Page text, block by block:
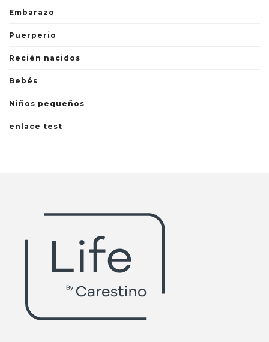
Embarazo
Puerperio
Recién nacidos
Bebés
Niños pequeños
enlace test